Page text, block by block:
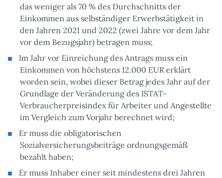
das weniger als 70 % des Durchschnitts der
Einkommen aus selbständiger Erwerbstätigkeit in
den Jahren 2021 und 2022 (zwei Jahre vor dem Jahr
vor dem Bezugsjahr) betragen muss;
Im Jahr vor Einreichung des Antrags muss ein
Einkommen von höchstens 12.000 EUR erklärt
worden sein, wobei dieser Betrag jedes Jahr auf der
Grundlage der Veränderung des ISTAT-
Verbraucherpreisindex für Arbeiter und Angestellte
im Vergleich zum Vorjahr berechnet wird;
Er muss die obligatorischen
Sozialversicherungsbeiträge ordnungsgemäß
bezahlt haben;
Er muss Inhaber einer seit mindestens drei Jahren